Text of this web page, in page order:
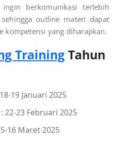
berkomunikasi terlebih
outline materi dapat
kompetensi yang diharapkan.
Training Tahun
19 Januari 2025
22-23 Februari 2025
16 Maret 2025